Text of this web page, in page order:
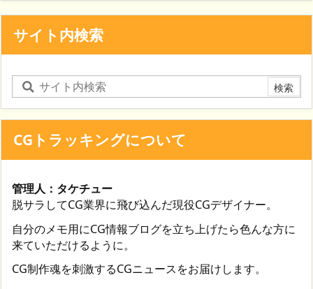
サイト内検索
CGトラッキングについて
管理人：タケチュー
脱サラしてCG業界に飛び込んだ現役CGデザイナー。
自分のメモ用にCG情報ブログを立ち上げたら色んな方に
来ていただけるように。
CG制作魂を刺激するCGニュースをお届けします。